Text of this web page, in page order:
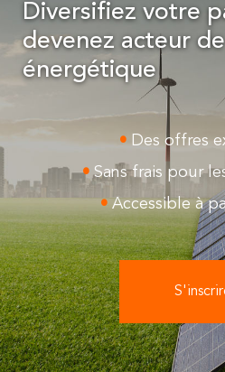
Diversifiez votre
devenez acteur
énergétique
Des offres
Sans frais pour
Accessible à